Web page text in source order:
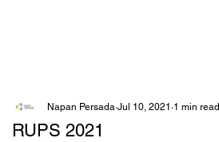
RUPS 2021
Napan Persada Jul 10, 2021 1 min read